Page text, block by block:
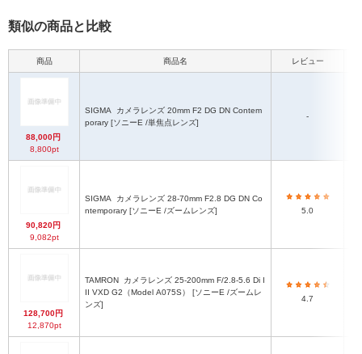
類似の商品と比較
商品 商品名 レビュー
88,000円
8,800pt
SIGMA
porary [ソニーE /単焦点レンズ]
-
90,820円
9,082pt
SIGMA
ntemporary [ソニーE /ズームレンズ]
5.0
128,700円
12,870pt
TAMRON
II VXD G2（Model A075S） [ソニーE /ズームレ
ンズ]
4.7